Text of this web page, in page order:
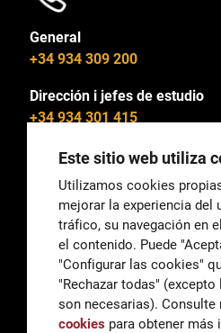
General
+34 934 309 200
Dirección i jefes de estudio
+34 934 301 415
General
correu@escoladeltreball.org
Información
Este sitio web utiliza
Utilizamos cookies
mejorar la experiencia del
tráfico, su navegación en
el contenido. Puede
"Configurar las cookies"
"Rechazar todas"
son necesarias). Consulte
cookies para obtener más